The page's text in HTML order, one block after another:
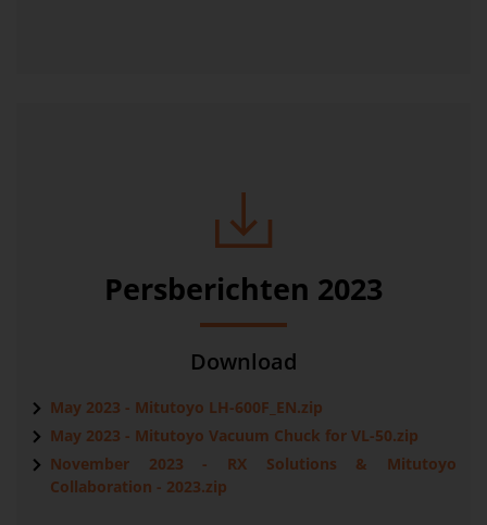
Persberichten 2023
Download
May 2023 - Mitutoyo LH-600F_EN.zip
May 2023 - Mitutoyo Vacuum Chuck for VL-50.zip
November 2023 - RX Solutions & Mitutoyo
Collaboration - 2023.zip